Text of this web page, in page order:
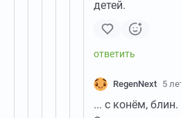
детей.
RegenNext 5
... с конём, блин.